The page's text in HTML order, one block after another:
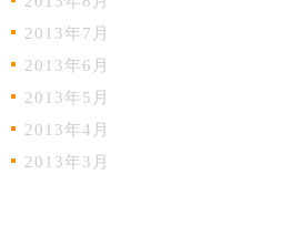
2013年7月
2013年6月
2013年5月
2013年4月
2013年3月